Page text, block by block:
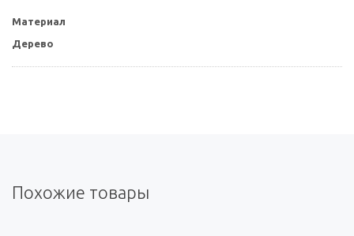
Материал
Дерево
Похожие товары